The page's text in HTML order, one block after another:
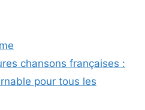
chansons françaises :
pour tous les